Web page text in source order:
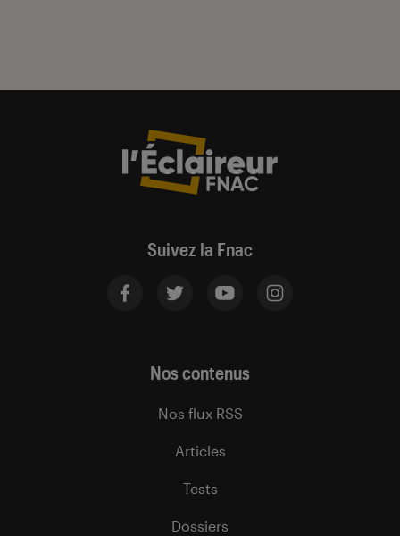
Suivez la Fnac
Nos contenus
Nos flux RSS
Articles
Tests
Dossiers